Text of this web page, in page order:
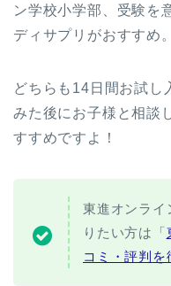
ン学校小学部、受験を
ディサプリがおすすめ。
どちらも14日間お試し
みた後にお子様と相談
すすめですよ！
東進オンライ
りたい方は「
コミ・評判を